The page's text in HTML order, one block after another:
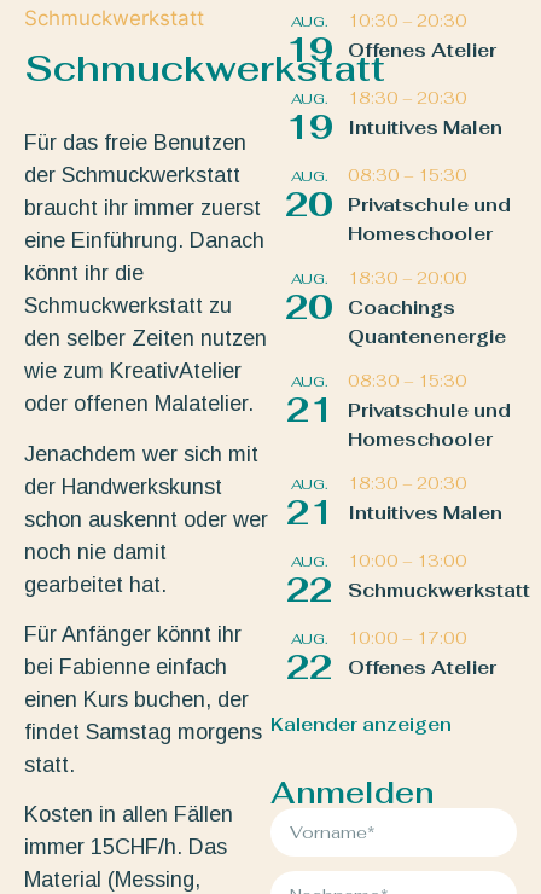
Schmuckwerkstatt
Schmuckwerkstatt
Für das freie Benutzen
der Schmuckwerkstatt
braucht ihr immer zuerst
eine Einführung. Danach
könnt ihr die
Schmuckwerkstatt zu
den selber Zeiten nutzen
wie zum KreativAtelier
oder offenen Malatelier.
Jenachdem wer sich mit
der Handwerkskunst
schon auskennt oder wer
noch nie damit
gearbeitet hat.
Für Anfänger könnt ihr
bei Fabienne einfach
einen Kurs buchen, der
findet Samstag morgens
statt.
Kosten in allen Fällen
immer 15CHF/h. Das
Material (Messing,
AUG.
19
10:30 – 20:30
Offenes Atelier
AUG.
19
18:30 – 20:30
Intuitives Malen
AUG.
20
08:30 – 15:30
Privatschule und
Homeschooler
AUG.
20
18:30 – 20:00
Coachings
Quantenenergie
AUG.
21
08:30 – 15:30
Privatschule und
Homeschooler
AUG.
21
18:30 – 20:30
Intuitives Malen
AUG.
22
10:00 – 13:00
Schmuckwerkstatt
AUG.
22
10:00 – 17:00
Offenes Atelier
Kalender anzeigen
Anmelden